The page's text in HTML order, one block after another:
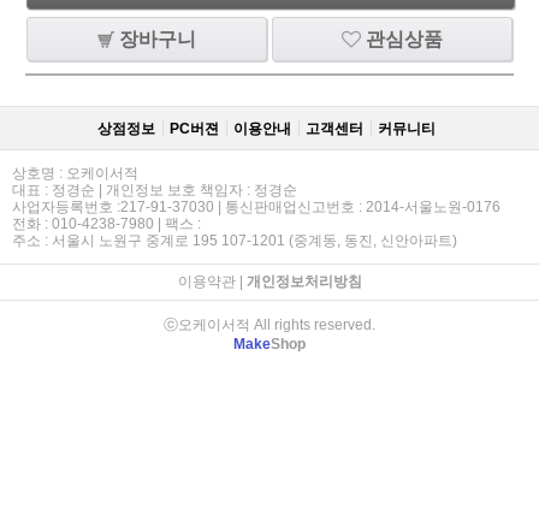
장바구니 관심상품
상점정보 PC버젼 이용안내 고객센터 커뮤니티
상호명 : 오케이서적
대표 : 정경순 | 개인정보 보호 책임자 : 정경순
사업자등록번호 :217-91-37030 | 통신판매업신고번호 : 2014-서울노원-0176
전화 : 010-4238-7980 | 팩스 :
주소 : 서울시 노원구 중계로 195 107-1201 (중계동, 동진, 신안아파트)
이용약관| 개인정보처리방침
ⓒ오케이서적 All rights reserved.
MakeShop